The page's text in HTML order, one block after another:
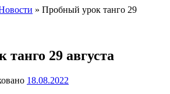
» Пробный урок танго 29
29 августа
18.08.2022